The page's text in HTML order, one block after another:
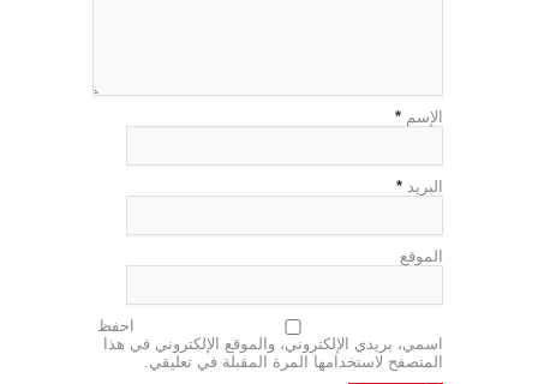
الإسم *
البريد *
الموقع
احفظ
اسمي، بريدي الإلكتروني، والموقع الإلكتروني في هذا
المتصفح لاستخدامها المرة المقبلة في تعليقي.